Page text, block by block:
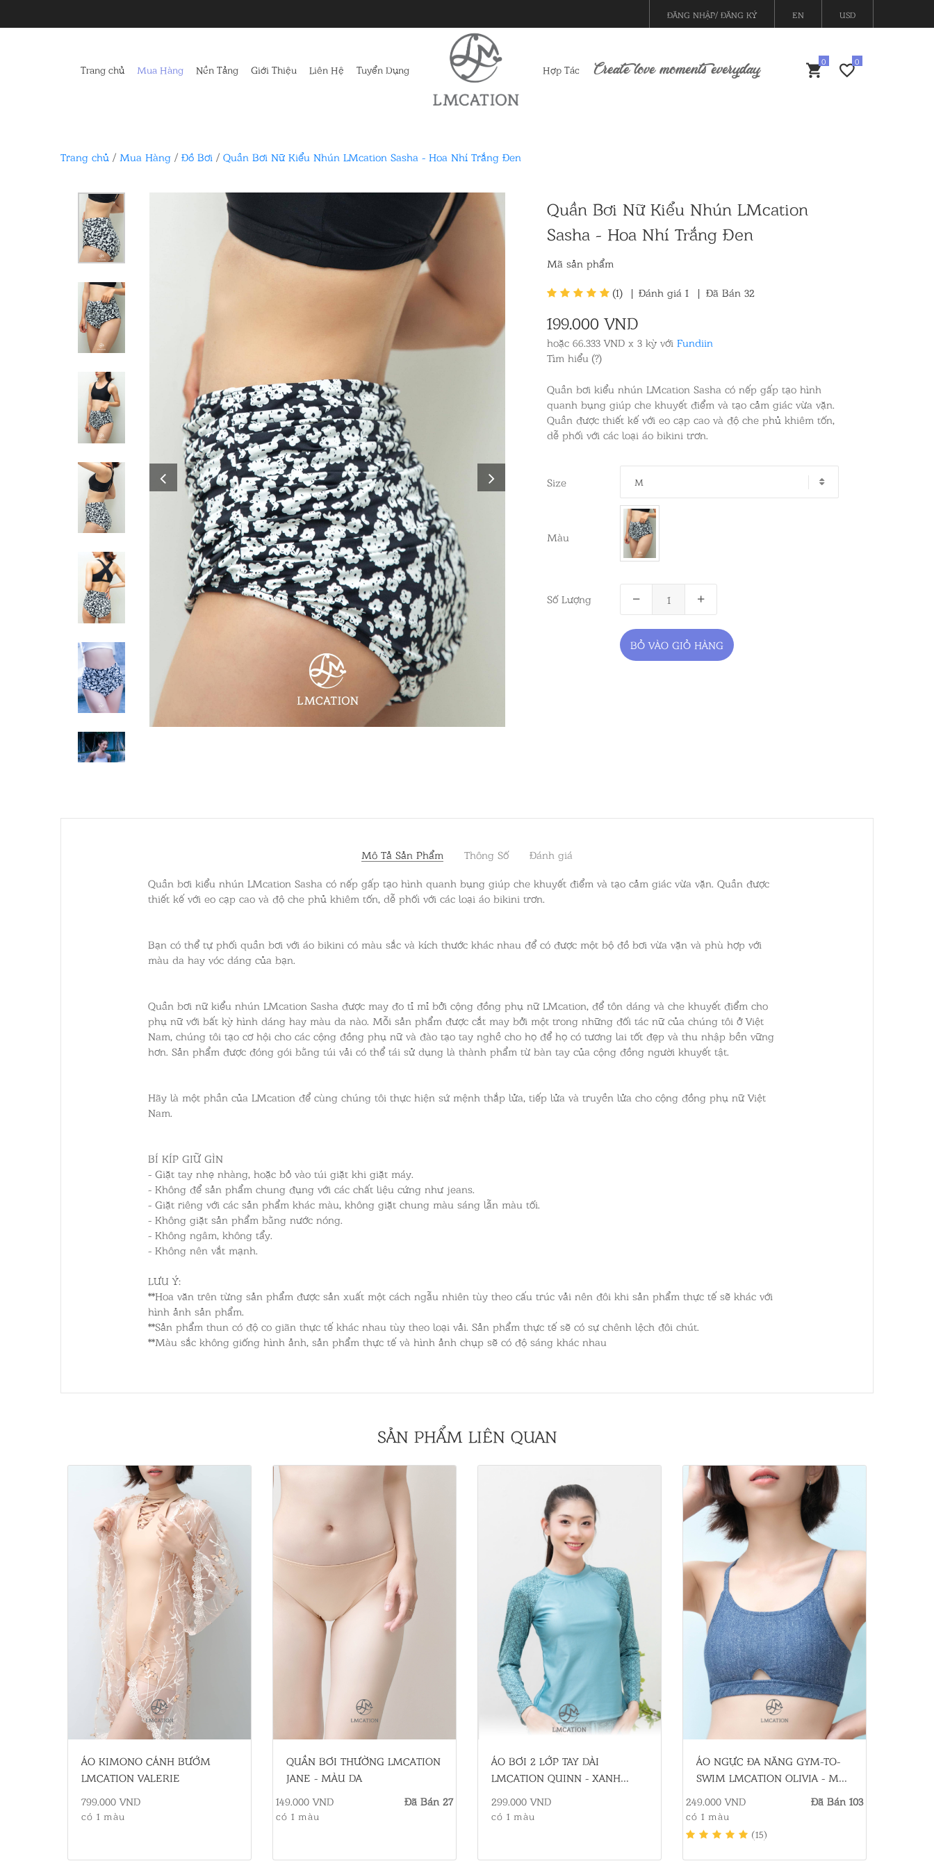
ĐĂNG NHẬP/ ĐĂNG KÝ EN USD
Trang chủ Mua Hàng Nền Tảng Giới Thiệu Liên Hệ Tuyển Dụng Hợp Tác Create love moments everyday
Trang chủ / Mua Hàng / Đồ Bơi / Quần Bơi Nữ Kiểu Nhún LMcation Sasha - Hoa Nhí Trắng Đen
Quần Bơi Nữ Kiểu Nhún LMcation
Sasha - Hoa Nhí Trắng Đen
Mã sản phẩm
(1) | Đánh giá1 | Đã Bán 32
199.000 VND
hoặc 66.333 VND x 3 kỳ với Fundiin
Tìm hiểu (?)
Quần bơi kiểu nhún LMcation Sasha có nếp gấp tạo hình
quanh bụng giúp che khuyết điểm và tạo cảm giác vừa vặn.
Quần được thiết kế với eo cạp cao và độ che phủ khiêm tốn,
dễ phối với các loại áo bikini trơn.
Size M
Màu
Số Lượng
BỎ VÀO GIỎ HÀNG
Mô Tả Sản Phẩm Thông Số Đánh giá
Quần bơi kiểu nhún LMcation Sasha có nếp gấp tạo hình quanh bụng giúp che khuyết điểm và tạo cảm giác vừa vặn. Quần được
thiết kế với eo cạp cao và độ che phủ khiêm tốn, dễ phối với các loại áo bikini trơn.
Bạn có thể tự phối quần bơi với áo bikini có màu sắc và kích thước khác nhau để có được một bộ đồ bơi vừa vặn và phù hợp với
màu da hay vóc dáng của bạn.
Quần bơi nữ kiểu nhún LMcation Sasha được may đo tỉ mỉ bởi cộng đồng phụ nữ LMcation, để tôn dáng và che khuyết điểm cho
phụ nữ với bất kỳ hình dáng hay màu da nào. Mỗi sản phẩm được cắt may bởi một trong những đối tác nữ của chúng tôi ở Việt
Nam, chúng tôi tạo cơ hội cho các cộng đồng phụ nữ và đào tạo tay nghề cho họ để họ có tương lai tốt đẹp và thu nhập bền vững
hơn. Sản phẩm được đóng gói bằng túi vải có thể tái sử dụng là thành phẩm từ bàn tay của cộng đồng người khuyết tật.
Hãy là một phần của LMcation để cùng chúng tôi thực hiện sứ mệnh thắp lửa, tiếp lửa và truyền lửa cho cộng đồng phụ nữ Việt
Nam.
BÍ KÍP GIỮ GÌN
- Giặt tay nhẹ nhàng, hoặc bỏ vào túi giặt khi giặt máy.
- Không để sản phẩm chung đụng với các chất liệu cứng như jeans.
- Giặt riêng với các sản phẩm khác màu, không giặt chung màu sáng lẫn màu tối.
- Không giặt sản phẩm bằng nước nóng.
- Không ngâm, không tẩy.
- Không nên vắt mạnh.
LƯU Ý:
**Hoa văn trên từng sản phẩm được sản xuất một cách ngẫu nhiên tùy theo cấu trúc vải nên đôi khi sản phẩm thực tế sẽ khác với
hình ảnh sản phẩm.
**Sản phẩm thun có độ co giãn thực tế khác nhau tùy theo loại vải. Sản phẩm thực tế sẽ có sự chênh lệch đôi chút.
**Màu sắc không giống hình ảnh, sản phẩm thực tế và hình ảnh chụp sẽ có độ sáng khác nhau
SẢN PHẨM LIÊN QUAN
ÁO KIMONO CÁNH BƯỚM
LMCATION VALERIE
799.000 VND
có 1 màu
QUẦN BƠI THƯỜNG LMCATION
JANE - MÀU DA
149.000 VND
có 1 màu
Đã Bán 27
ÁO BƠI 2 LỚP TAY DÀI
LMCATION QUINN - XANH
299.000 VND
có 1 màu
ÁO NGỰC ĐA NĂNG GYM-TO-
SWIM LMCATION OLIVIA - MÀU
249.000 VND
có 1 màu
Đã Bán 103
(15)